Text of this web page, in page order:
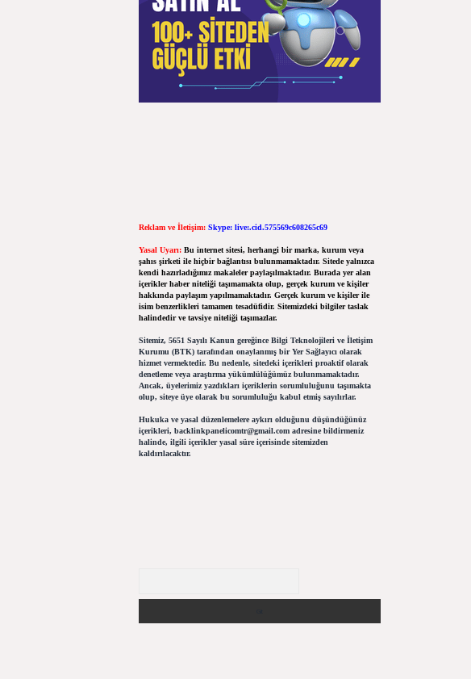
Reklam ve İletişim: Skype: live:.cid.575569c608265c69
Yasal Uyarı: Bu internet sitesi, herhangi bir marka, kurum veya
şahıs şirketi ile hiçbir bağlantısı bulunmamaktadır. Sitede yalnızca
kendi hazırladığımız makaleler paylaşılmaktadır. Burada yer alan
içerikler haber niteliği taşımamakta olup, gerçek kurum ve kişiler
hakkında paylaşım yapılmamaktadır. Gerçek kurum ve kişiler ile
isim benzerlikleri tamamen tesadüfidir. Sitemizdeki bilgiler taslak
halindedir ve tavsiye niteliği taşımazlar.
Sitemiz, 5651 Sayılı Kanun gereğince Bilgi Teknolojileri ve İletişim
Kurumu (BTK) tarafından onaylanmış bir Yer Sağlayıcı olarak
hizmet vermektedir. Bu nedenle, sitedeki içerikleri proaktif olarak
denetleme veya araştırma yükümlülüğümüz bulunmamaktadır.
Ancak, üyelerimiz yazdıkları içeriklerin sorumluluğunu taşımakta
olup, siteye üye olarak bu sorumluluğu kabul etmiş sayılırlar.
Hukuka ve yasal düzenlemelere aykırı olduğunu düşündüğünüz
içerikleri, backlinkpanelicomtr@gmail.comadresine bildirmeniz
halinde, ilgili içerikler yasal süre içerisinde sitemizden
kaldırılacaktır.